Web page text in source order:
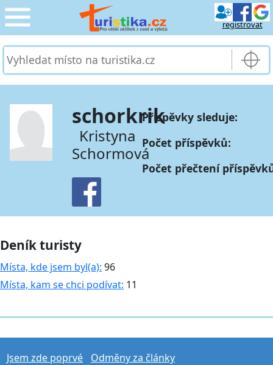
registrovat
CESTOVÁNÍ
SLUŽBY & DOPRAVA ›
PRO TURISTY ›
MOJE TURISTIKA ›
schorkrik
Kristyna
Schormová
Příspěvky sleduje:
Počet příspěvků:
Počet přečtení
Deník turisty
Místa, kde jsem byl(a): 96
Místa, kam se chci podívat: 11
Jsem zde poprvé
Odměny za články